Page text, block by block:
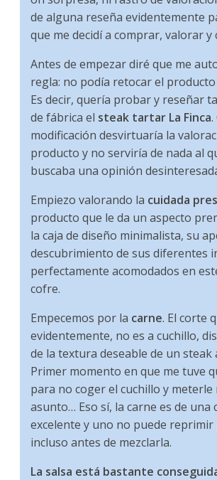
de alguna reseña evidentemente
que me decidí a comprar, valorar y
Antes de empezar diré que me
regla: no podía retocar el
Es decir, quería probar y reseñar
de fábrica el steak tartar La Finca
modificación desvirtuaría la
producto y no serviría de nada al
buscaba una opinión
Empiezo valorando la cuidada
producto que le da un aspecto
la caja de diseño minimalista, su
descubrimiento de sus diferentes
perfectamente acomodados en
cofre.
Empecemos por la carne. El corte
evidentemente, no es a cuchillo,
de la textura deseable de un steak
Primer momento en que me tuve
para no coger el cuchillo y meterle
asunto… Eso sí, la carne es de una
excelente y uno no puede
incluso antes de mezclarla.
La salsa está bastante